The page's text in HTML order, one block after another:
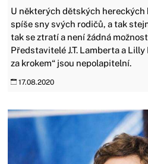
U některých dětských hereckých
spíše sny svých rodičů, a tak
tak se ztratí a není žádná
Představitelé J.T. Lamberta a
za krokem“ jsou nepolapitelní.
17.08.2020